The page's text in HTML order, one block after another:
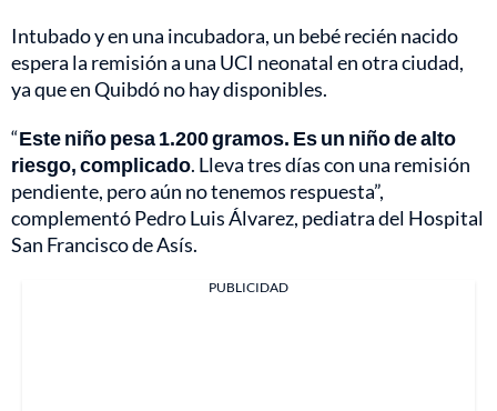
Intubado y en una incubadora, un bebé recién nacido
espera la remisión a una UCI neonatal en otra ciudad,
ya que en Quibdó no hay disponibles.
“Este niño pesa 1.200 gramos. Es un niño de alto
riesgo, complicado. Lleva tres días con una remisión
pendiente, pero aún no tenemos respuesta”,
complementó Pedro Luis Álvarez, pediatra del Hospital
San Francisco de Asís.
PUBLICIDAD